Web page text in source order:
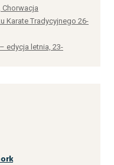
Chorwacja
Karate Tradycyjnego 26-
edycja letnia, 23-